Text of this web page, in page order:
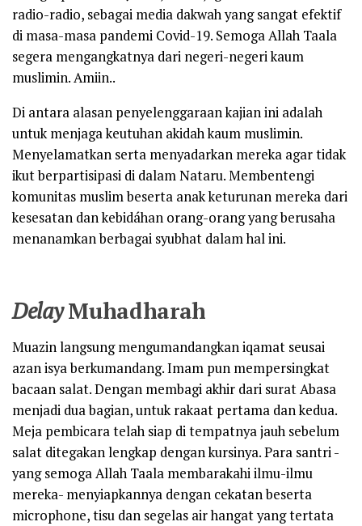
radio-radio, sebagai media dakwah yang sangat efektif
di masa-masa pandemi Covid-19. Semoga Allah Taala
segera mengangkatnya dari negeri-negeri kaum
muslimin. Amiin..
Di antara alasan penyelenggaraan kajian ini adalah
untuk menjaga keutuhan akidah kaum muslimin.
Menyelamatkan serta menyadarkan mereka agar tidak
ikut berpartisipasi di dalam Nataru. Membentengi
komunitas muslim beserta anak keturunan mereka dari
kesesatan dan kebidáhan orang-orang yang berusaha
menanamkan berbagai syubhat dalam hal ini.
DelayMuhadharah
Muazin langsung mengumandangkan iqamat seusai
azan isya berkumandang. Imam pun mempersingkat
bacaan salat. Dengan membagi akhir dari surat Abasa
menjadi dua bagian, untuk rakaat pertama dan kedua.
Meja pembicara telah siap di tempatnya jauh sebelum
salat ditegakan lengkap dengan kursinya. Para santri -
yang semoga Allah Taala membarakahi ilmu-ilmu
mereka- menyiapkannya dengan cekatan beserta
microphone, tisu dan segelas air hangat yang tertata